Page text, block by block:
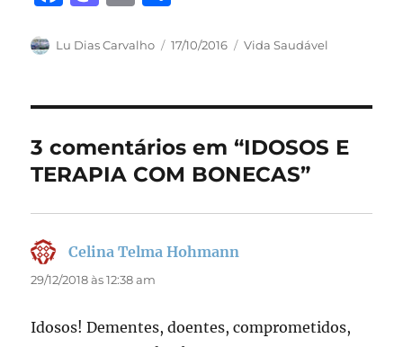
c
b
o
o
k
st
d
o
n
ai a
Autor
Lu Dias Carvalho
Publicado
17/10/2016 Categorias
Vida Saudável
3 comentários em “IDOSOS E
TERAPIA COM BONECAS”
Celina Telma Hohmann
29/12/2018 às 12:38 am
Idosos! Dementes, doentes, comprometidos,